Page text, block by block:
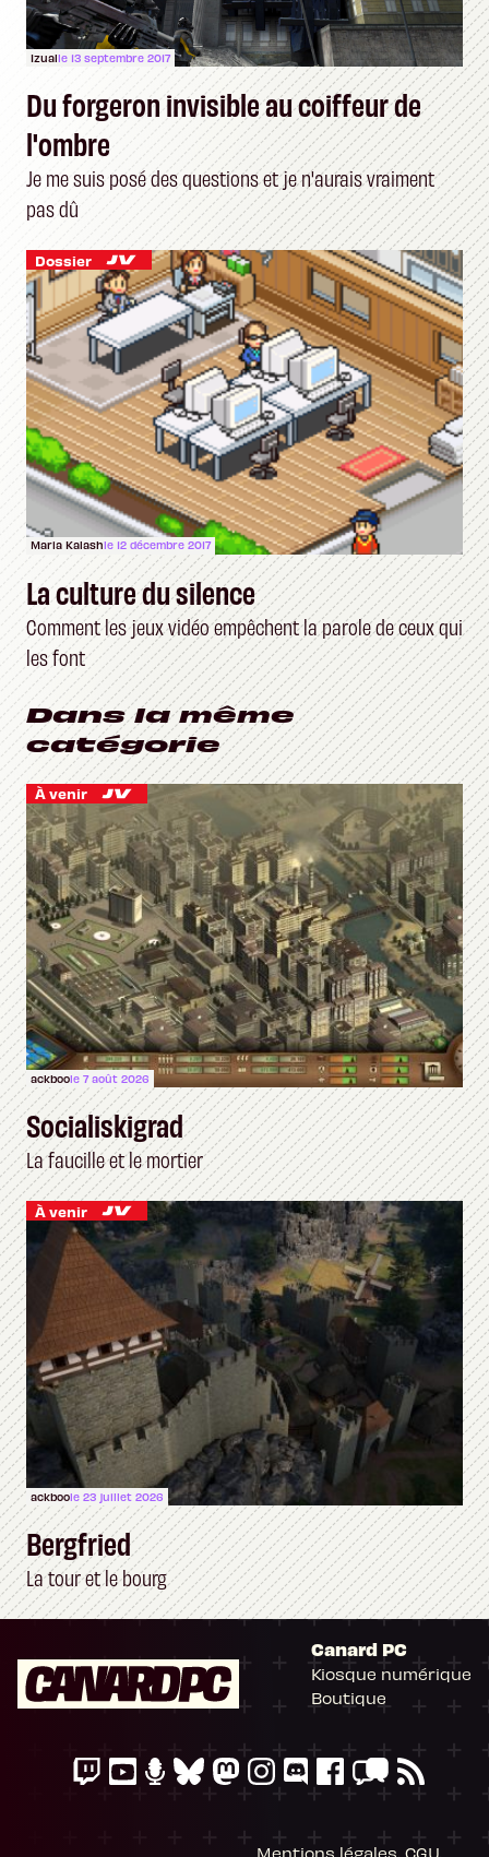
Izualle 13 septembre 2017
Du forgeron invisible au coiffeur de
l'ombre
Je me suis posé des questions et je n'aurais vraiment
pas dû
Dossier
Maria Kalashle 12 décembre 2017
La culture du silence
Comment les jeux vidéo empêchent la parole de ceux qui
les font
Dans la même
catégorie
À venir
ackboole 7 août 2026
Socialiskigrad
La faucille et le mortier
À venir
ackboole 23 juillet 2026
Bergfried
La tour et le bourg
Canard PC
Kiosque numérique
Boutique
Mentions légales, CGU,